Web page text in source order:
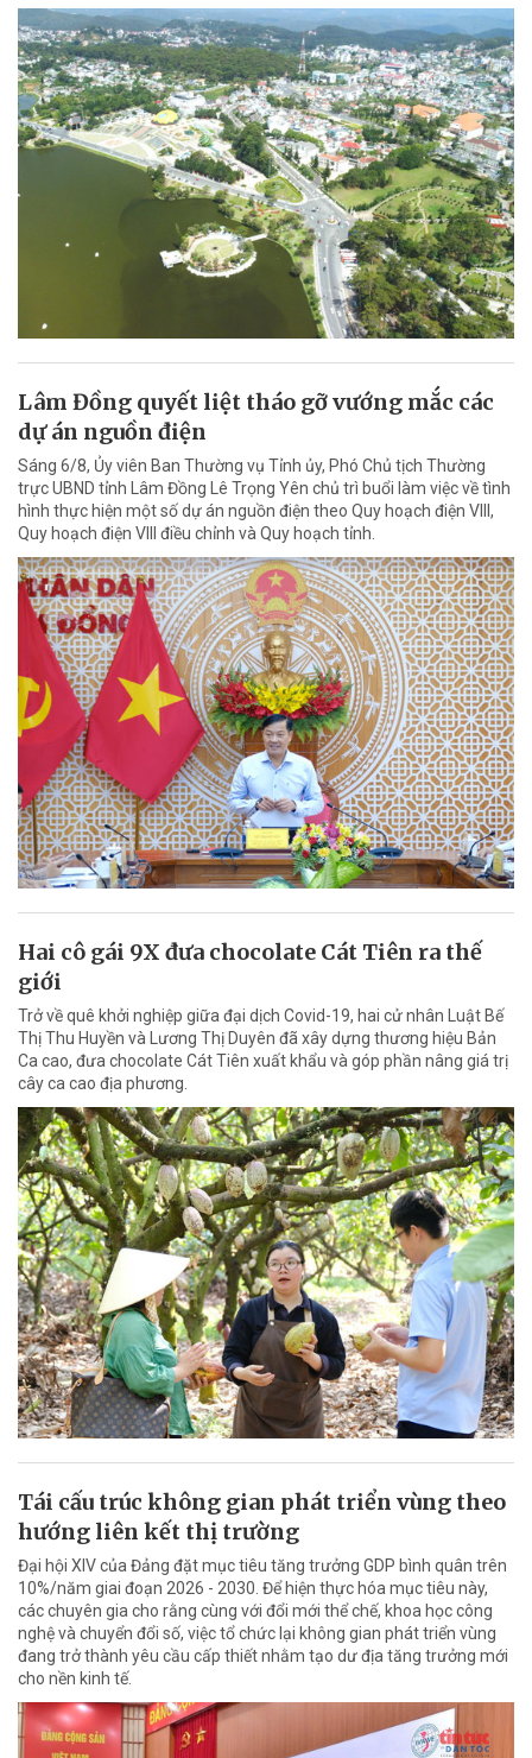
Lâm Đồng quyết liệt tháo gỡ vướng mắc các
dự án nguồn điện
Sáng 6/8, Ủy viên Ban Thường vụ Tỉnh ủy, Phó Chủ tịch Thường
trực UBND tỉnh Lâm Đồng Lê Trọng Yên chủ trì buổi làm việc về tình
hình thực hiện một số dự án nguồn điện theo Quy hoạch điện VIII,
Quy hoạch điện VIII điều chỉnh và Quy hoạch tỉnh.
Hai cô gái 9X đưa chocolate Cát Tiên ra thế
giới
Trở về quê khởi nghiệp giữa đại dịch Covid-19, hai cử nhân Luật Bế
Thị Thu Huyền và Lương Thị Duyên đã xây dựng thương hiệu Bản
Ca cao, đưa chocolate Cát Tiên xuất khẩu và góp phần nâng giá trị
cây ca cao địa phương.
Tái cấu trúc không gian phát triển vùng theo
hướng liên kết thị trường
Đại hội XIV của Đảng đặt mục tiêu tăng trưởng GDP bình quân trên
10%/năm giai đoạn 2026 - 2030. Để hiện thực hóa mục tiêu này,
các chuyên gia cho rằng cùng với đổi mới thể chế, khoa học công
nghệ và chuyển đổi số, việc tổ chức lại không gian phát triển vùng
đang trở thành yêu cầu cấp thiết nhằm tạo dư địa tăng trưởng mới
cho nền kinh tế.